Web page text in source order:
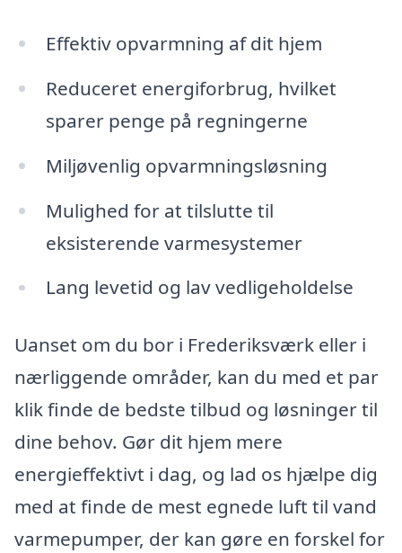
Effektiv opvarmning af dit hjem
Reduceret energiforbrug, hvilket
sparer penge på regningerne
Miljøvenlig opvarmningsløsning
Mulighed for at tilslutte til
eksisterende varmesystemer
Lang levetid og lav vedligeholdelse
Uanset om du bor i Frederiksværk eller i
nærliggende områder, kan du med et par
klik finde de bedste tilbud og løsninger til
dine behov. Gør dit hjem mere
energieffektivt i dag, og lad os hjælpe dig
med at finde de mest egnede luft til vand
varmepumper, der kan gøre en forskel for